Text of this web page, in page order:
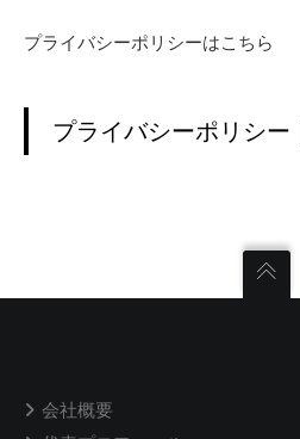
プライバシーポリシーはこちら
プライバシーポリシ
会社概要